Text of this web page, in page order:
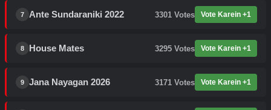
7 Ante Sundaraniki 2022 3301 Votes Vote Karein +1
8 House Mates 3295 Votes Vote Karein +1
9 Jana Nayagan 2026 3171 Votes Vote Karein +1